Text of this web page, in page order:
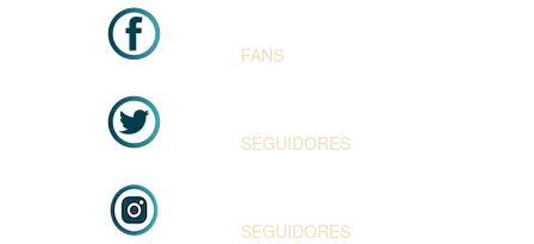
FANS
SEGUIDORES
SEGUIDORES